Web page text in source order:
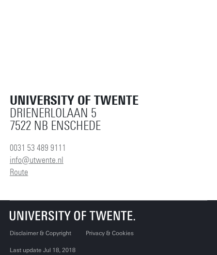
UNIVERSITY OF TWENTE
DRIENERLOLAAN 5
7522 NB ENSCHEDE
0031 53 489 9111
info@utwente.nl
Route
Disclaimer & Copyright Privacy & Cookies
Last update Jul 18, 2018